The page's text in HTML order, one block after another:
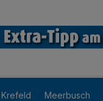
Krefeld Meerbusch